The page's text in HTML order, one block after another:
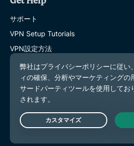
サポート
VPN Setup Tutorials
VPN設定方法
よくある質問 (FAQ)
Contact support
VPNを購入する
Learn More